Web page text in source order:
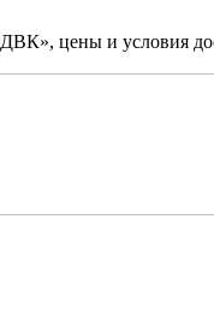
цены и условия